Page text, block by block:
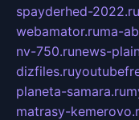
spayderhed-2022.ru
webamator.ruma-
nv-750.runews-
dizfiles.ru
planeta-samara.ru
matrasy-